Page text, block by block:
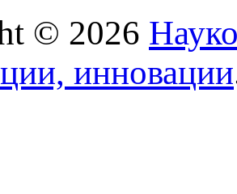
© 2026
инновации